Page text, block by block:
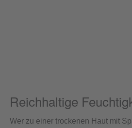
Reichhaltige
Wer zu einer trockenen Haut mit